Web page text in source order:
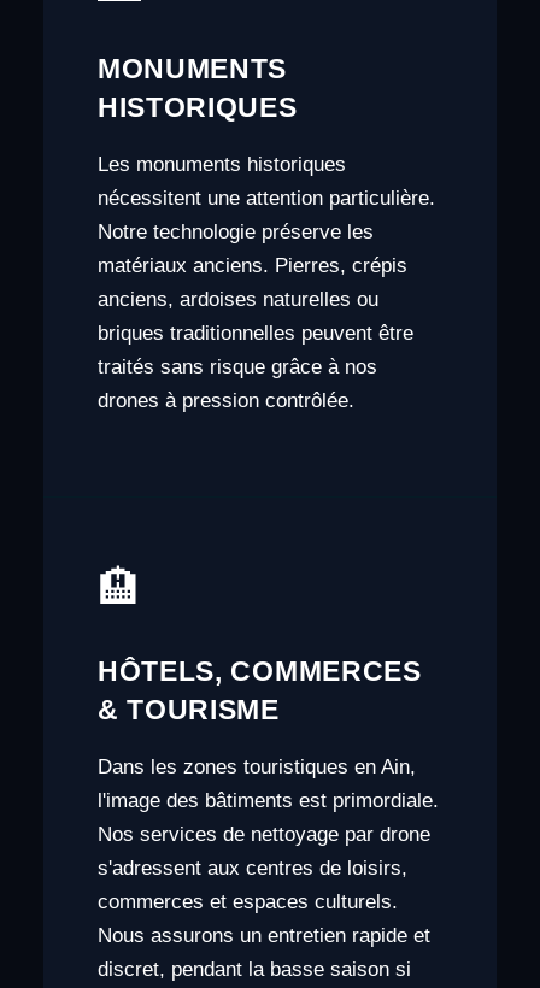
MONUMENTS
HISTORIQUES
Les monuments historiques
nécessitent une attention particulière.
Notre technologie préserve les
matériaux anciens. Pierres, crépis
anciens, ardoises naturelles ou
briques traditionnelles peuvent être
traités sans risque grâce à nos
drones à pression contrôlée.
🏨
HÔTELS, COMMERCES
& TOURISME
Dans les zones touristiques en Ain,
l'image des bâtiments est primordiale.
Nos services de nettoyage par drone
s'adressent aux centres de loisirs,
commerces et espaces culturels.
Nous assurons un entretien rapide et
discret, pendant la basse saison si